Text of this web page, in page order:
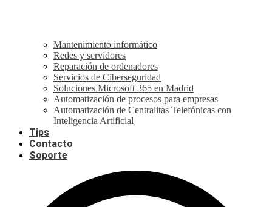
Mantenimiento informático
Redes y servidores
Reparación de ordenadores
Servicios de Ciberseguridad
Soluciones Microsoft 365 en Madrid
Automatización de procesos para empresas
Automatización de Centralitas Telefónicas con
Inteligencia Artificial
Tips
Contacto
Soporte